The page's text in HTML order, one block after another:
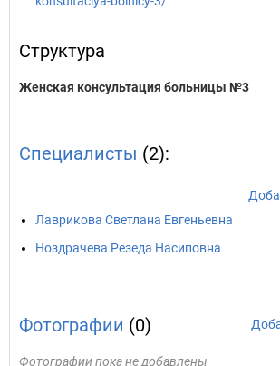
Структура
Женская консультация больницы №3
Специалисты (2):
Лаврикова Светлана Евгеньевна
Ноздрачева Резеда Насиповна
Фотографии (0)
Фотографии пока не добавлены